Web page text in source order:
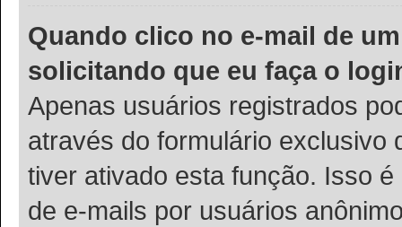
Quando clico no e-mail de
solicitando que eu faça o
Apenas usuários registrados
através do formulário exclusivo
tiver ativado esta função. Isso
de e-mails por usuários